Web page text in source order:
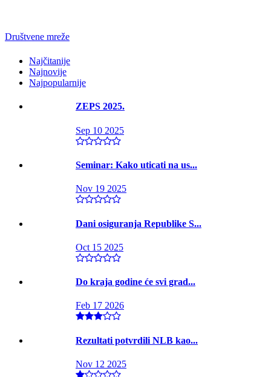
Društvene mreže
Najčitanije
Najnovije
Najpopularnije
ZEPS 2025.
Sep 10 2025
Seminar: Kako uticati na us...
Nov 19 2025
Dani osiguranja Republike S...
Oct 15 2025
Do kraja godine će svi grad...
Feb 17 2026
Rezultati potvrdili NLB kao...
Nov 12 2025